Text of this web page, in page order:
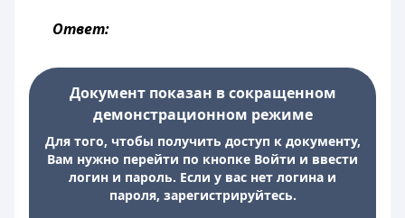
Ответ:
Документ показан в сокращенном
демонстрационном режиме
Для того, чтобы получить доступ к документу,
Вам нужно перейти по кнопке Войти и ввести
логин и пароль. Если у вас нет логина и
пароля, зарегистрируйтесь.